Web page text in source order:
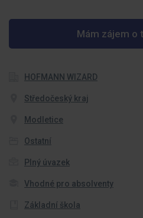
Mám zájem o
HOFMANN WIZARD
Středočeský kraj
Modletice
Ostatní
Plný úvazek
Vhodné pro absolventy
Základní škola